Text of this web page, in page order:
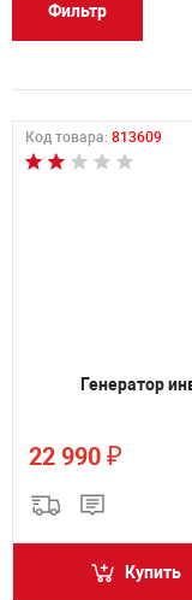
Фильтр
Код товара: 813609
Генератор
22 990 ₽
Купить